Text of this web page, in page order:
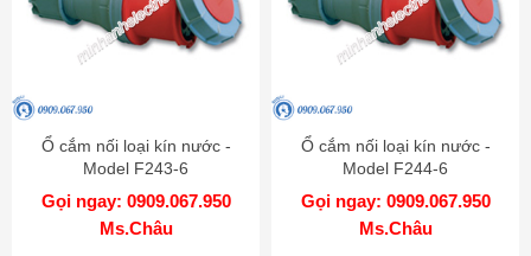
Ổ cắm nối loại kín nước -
Model F243-6
Gọi ngay: 0909.067.950
Ms.Châu
Ổ cắm nối loại kín nước -
Model F244-6
Gọi ngay: 0909.067.950
Ms.Châu